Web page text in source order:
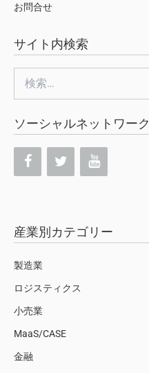
お問合せ
サイト内検索
索:
ソーシャルネットワーク
産業別カテゴリー
製造業
ロジスティクス
小売業
MaaS/CASE
金融